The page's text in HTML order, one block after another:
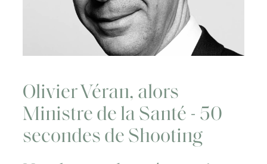
Olivier Véran, alors
Ministre de la Santé - 50
secondes de Shooting